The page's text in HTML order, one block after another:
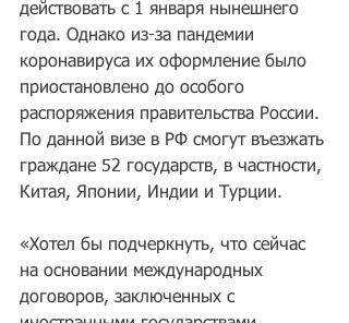
действовать с 1 января нынешнего
года. Однако из-за пандемии
коронавируса их оформление было
приостановлено до особого
распоряжения правительства России.
По данной визе в РФ смогут въезжать
граждане 52 государств, в частности,
Китая, Японии, Индии и Турции.
«Хотел бы подчеркнуть, что сейчас
на основании международных
договоров, заключенных с